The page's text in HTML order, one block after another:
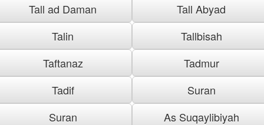
Tall ad Daman
Tall Abyad
Talin
Tallbisah
Taftanaz
Tadmur
Tadif
Suran
Suran
As Suqaylibiyah